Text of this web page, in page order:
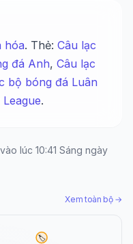
hóa. Thẻ: Câu lạc
đá Anh, Câu lạc
bộ bóng đá Luân
.
lúc 10:41 Sáng ngày
Xem toàn bộ →
🏷️